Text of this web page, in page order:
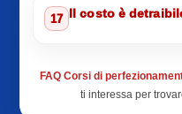
17 Il costo è
FAQ Corsi di
ti interessa per